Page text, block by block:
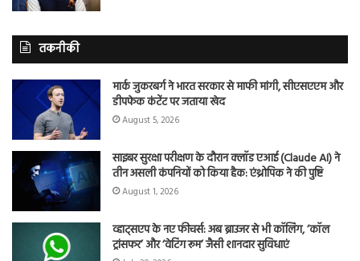
तकनीकी
मार्क जुकरबर्ग ने भारत सरकार से माफी मांगी, सीएसएएम और
डीपफेक कंटेंट पर जताया खेद
August 5, 2026
साइबर सुरक्षा परीक्षण के दौरान क्लॉड एआई (Claude AI) ने
तीन असली कंपनियों को किया हैक: एंथ्रोपिक ने की पुष्टि
August 1, 2026
व्हाट्सएप के नए फीचर्स: अब ब्राउजर से भी कॉलिंग, ‘कॉल
ट्रांसफर’ और ‘वेटिंग रूम’ जैसी शानदार सुविधाएं